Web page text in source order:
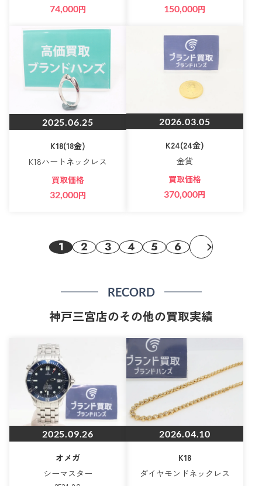
74,000円 150,000円
2025.06.25
K18(18金)
K18ハートネックレス
買取価格
32,000円
2026.03.05
K24(24金)
金貨
買取価格
370,000円
1 2 3 4 5 6
RECORD
神戸三宮店のその他の買取実績
2025.09.26
オメガ
シーマスター
2026.04.10
K18
ダイヤモンドネックレス